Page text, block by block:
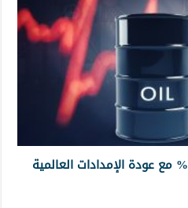
تراجع أسعار النفط بأكثر من 4% مع عودة الإمدادات العالمية